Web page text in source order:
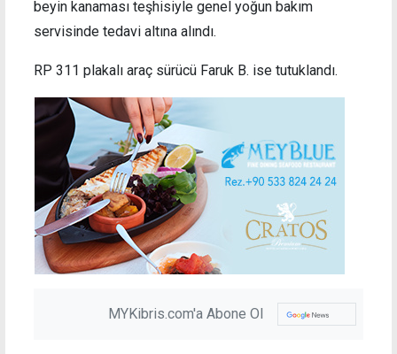
beyin kanaması teşhisiyle genel yoğun bakım
servisinde tedavi altına alındı.
RP 311 plakalı araç sürücü Faruk B. ise tutuklandı.
MYKibris.com'a Abone Ol